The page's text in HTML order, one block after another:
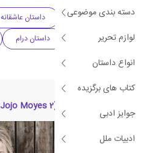
دسته بندی موضوعی
لوازم تحریر
انواع داستان
کتاب های برگزیده
جوایز ادبی
ادبیات ملل
ادبیات انگلیس داستان عاشقانه
ادبیات معاصر
داستان درام
عاشقانه